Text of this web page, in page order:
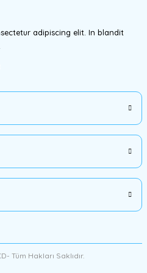
adipiscing elit. In blandit
Tüm Hakları Saklıdır.